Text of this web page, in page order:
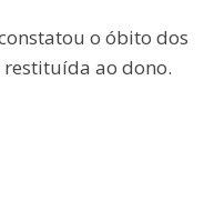
o óbito dos
ao dono.